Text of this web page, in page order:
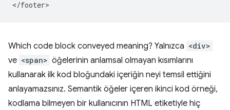
Which code block conveyed meaning? Yalnızca <div>
ve <span> öğelerinin anlamsal olmayan kısımlarını
kullanarak ilk kod bloğundaki içeriğin neyi temsil ettiğini
anlayamazsınız. Semantik öğeler içeren ikinci kod örneği,
kodlama bilmeyen bir kullanıcının HTML etiketiyle hiç